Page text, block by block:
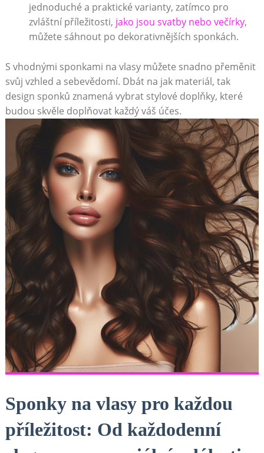
jednoduché‌ a praktické varianty,‍ zatímco pro
zvláštní příležitosti, jako jsou svatby nebo večírky,
můžete sáhnout po dekorativnějších sponkách.
S vhodnými sponkami na vlasy můžete snadno přeměnit
svůj vzhled ‍a sebevědomí. Dbát⁣ na jak⁤ materiál,‍ tak
design ‌sponků znamená vybrat stylové‍ doplňky, které
budou ‍skvěle doplňovat každý váš účes.
Sponky na vlasy pro každou
příležitost: Od každodenní